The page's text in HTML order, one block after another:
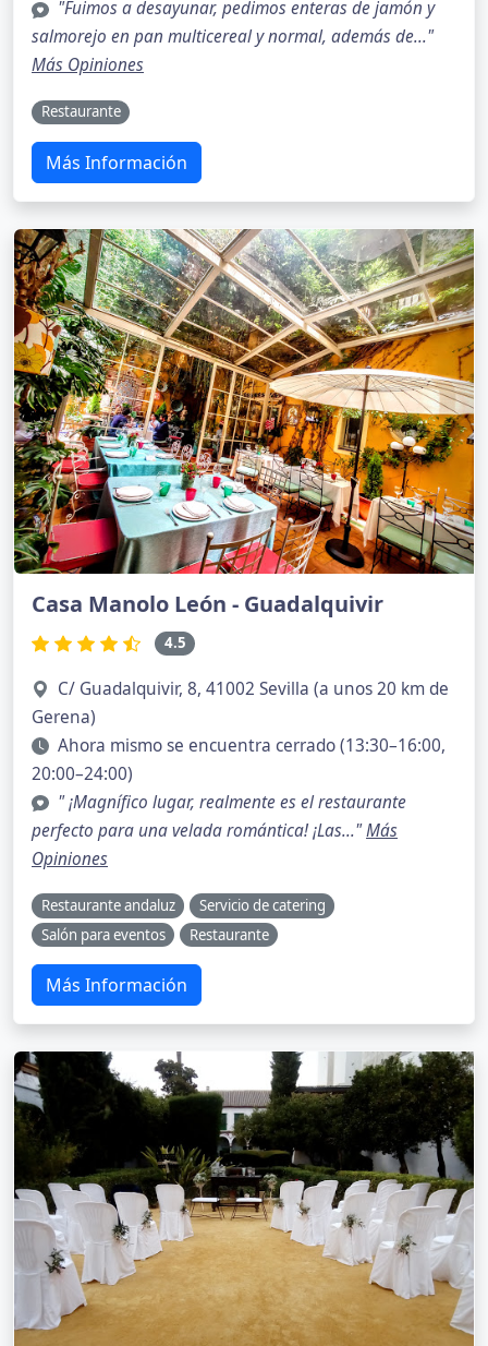
"Fuimos a desayunar, pedimos enteras de jamón y
salmorejo en pan multicereal y normal, además de..."
Más Opiniones
Restaurante
Más Información
Casa Manolo León - Guadalquivir
4.5
C/ Guadalquivir, 8, 41002 Sevilla (a unos 20 km de
Gerena)
Ahora mismo se encuentra cerrado (13:30–16:00,
20:00–24:00)
" ¡Magnífico lugar, realmente es el restaurante
perfecto para una velada romántica! ¡Las..."Más
Opiniones
Restaurante andaluz
Servicio de catering
Salón para eventos
Restaurante
Más Información